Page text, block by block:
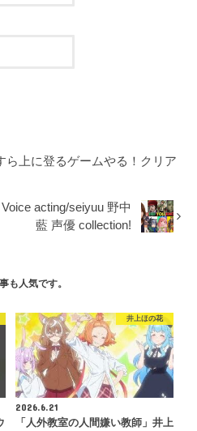
ら上に登るゲームやる！クリア
acting/seiyuu 野中
藍 声優 collection!
も人気です。
井上ほの花
2026.6.21
「人外教室の人間嫌い教師」井上